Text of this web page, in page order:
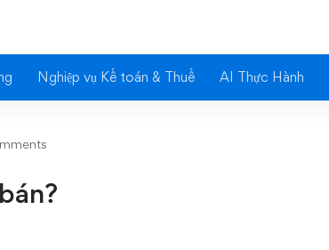
Nghiệp vụ Kế toán & Thuế AI Thực Hành